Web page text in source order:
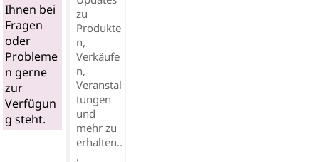
Ihnen bei
Fragen
oder
Probleme
n gerne
zur
Verfügun
g steht.
zu
Produkte
n,
Verkäufe
n,
Veranstal
tungen
und
mehr zu
erhalten..
.